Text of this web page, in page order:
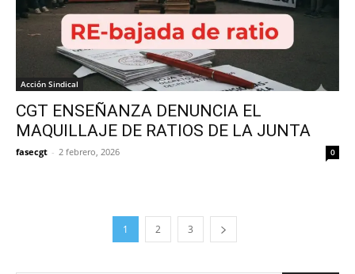
Acción Sindical
CGT ENSEÑANZA DENUNCIA EL
MAQUILLAJE DE RATIOS DE LA JUNTA
fasecgt - 2 febrero, 2026 0
1 2 3